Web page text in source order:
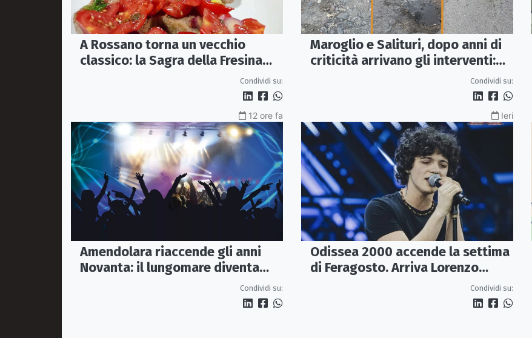
A Rossano torna un vecchio
classico: la Sagra della Fresina
Condividi su:
Maroglio e Salituri, dopo anni di
criticità arrivano gli interventi:
Condividi su:
12 ore fa
Amendolara riaccende gli anni
Novanta: il lungomare diventa
una discoteca a cielo apertoCondividi su:
Ieri
Odissea 2000 accende la settima
di Feragosto. Arriva Lorenzo
Condividi su: